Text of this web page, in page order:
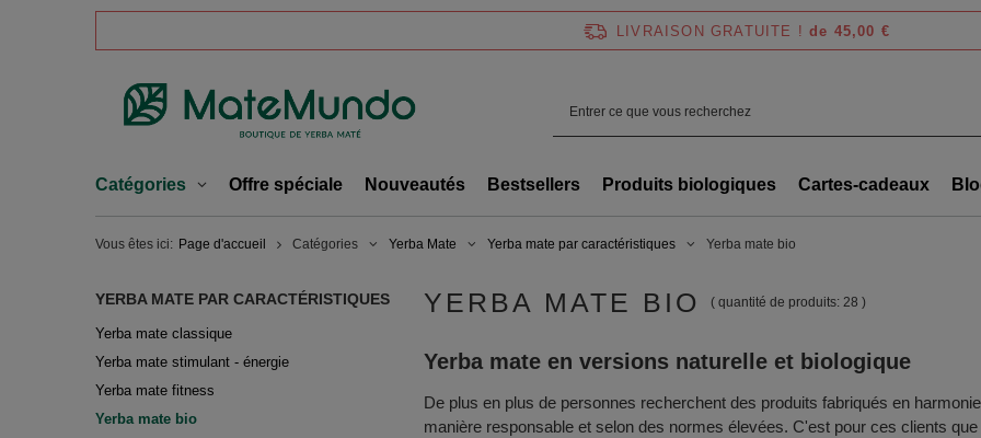
LIVRAISON GRATUITE ! de 45,00 €
Catégories Offre spéciale Nouveautés Bestsellers Produits biologiques Cartes-cadeaux
Vous êtes ici: Page d'accueil Catégories Yerba Mate Yerba mate par caractéristiques Yerba mate bio
YERBA MATE PAR CARACTÉRISTIQUES
Yerba mate classique
Yerba mate stimulant - énergie
Yerba mate fitness
Yerba mate bio
YERBA MATE BIO ( quantité de produits: 28 )
Yerba mate en versions naturelle et biologique
De plus en plus de personnes recherchent des produits fabriqués en
manière responsable et selon des normes élevées. C'est pour ces clients